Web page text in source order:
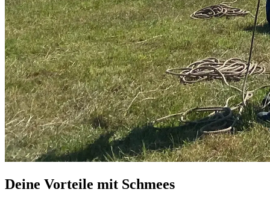
Deine Vorteile mit Schmees